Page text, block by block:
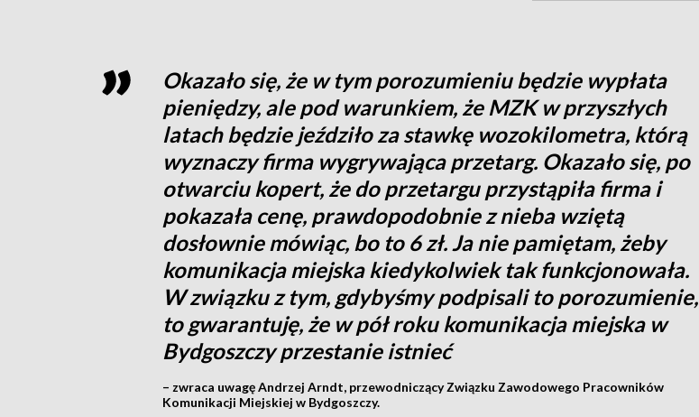
Okazało się, że w tym porozumieniu będzie wypłata
pieniędzy, ale pod warunkiem, że MZK w przyszłych
latach będzie jeździło za stawkę wozokilometra, którą
wyznaczy firma wygrywająca przetarg. Okazało się, po
otwarciu kopert, że do przetargu przystąpiła firma i
pokazała cenę, prawdopodobnie z nieba wziętą
dosłownie mówiąc, bo to 6 zł. Ja nie pamiętam, żeby
komunikacja miejska kiedykolwiek tak funkcjonowała.
W związku z tym, gdybyśmy podpisali to porozumienie,
to gwarantuję, że w pół roku komunikacja miejska w
Bydgoszczy przestanie istnieć
– zwraca uwagę Andrzej Arndt, przewodniczący Związku Zawodowego Pracowników
Komunikacji Miejskiej w Bydgoszczy.